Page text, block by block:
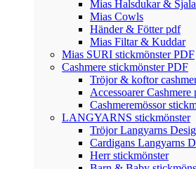
Mias Halsdukar &
Mias Cowls
Händer & Fötter pdf
Mias Filtar & Kuddar
Mias SURI stickmönster PDF
Cashmere stickmönster PDF
Tröjor & koftor
Accessoarer Cashmere
Cashmeremössor
LANGYARNS stickmönster
Tröjor Langyarns
Cardigans Langyarns
Herr stickmönster